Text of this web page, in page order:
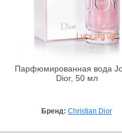
Парфюмированная вода
Dior, 50 мл
Бренд: Christian Dior